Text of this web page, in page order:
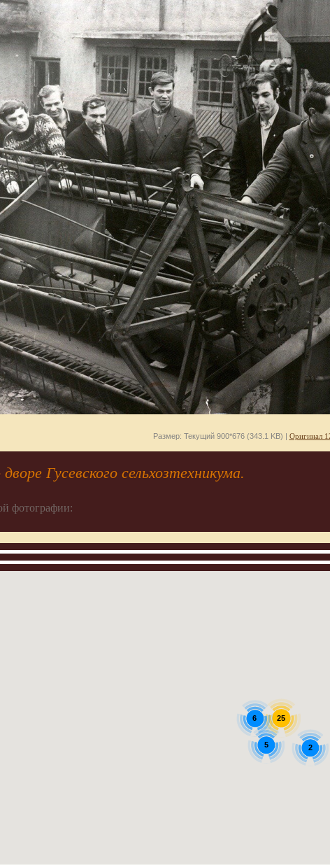
Размер: Текущий 900*676 (343.1 KB) | Оригинал
Гусевского сельхозтехникума.
фотографии:
25
5
6
2